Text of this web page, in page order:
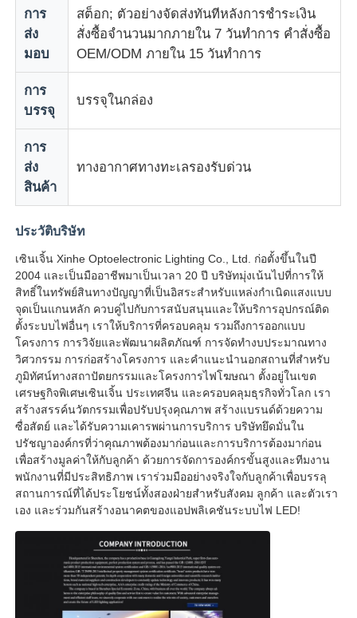
การ
ส่ง
มอบ
สต็อก; ตัวอย่างจัดส่งทันทีหลังการชำระเงิน
สั่งซื้อจำนวนมากภายใน 7 วันทำการ คำสั่งซื้อ
OEM/ODM ภายใน 15 วันทำการ
การ
บรรจุ
บรรจุในกล่อง
การ
ส่ง
สินค้า
ทางอากาศทางทะเลรองรับด่วน
ประวัติบริษัท
เซินเจิ้น Xinhe Optoelectronic Lighting Co., Ltd. ก่อตั้งขึ้นในปี
2004 และเป็นมืออาชีพมาเป็นเวลา 20 ปี บริษัทมุ่งเน้นไปที่การให้
สิทธิ์ในทรัพย์สินทางปัญญาที่เป็นอิสระสำหรับแหล่งกำเนิดแสงแบบ
จุดเป็นแกนหลัก ควบคู่ไปกับการสนับสนุนและให้บริการอุปกรณ์ติด
ตั้งระบบไฟอื่นๆ เราให้บริการที่ครอบคลุม รวมถึงการออกแบบ
โครงการ การวิจัยและพัฒนาผลิตภัณฑ์ การจัดทำงบประมาณทาง
วิศวกรรม การก่อสร้างโครงการ และคำแนะนำนอกสถานที่สำหรับ
ภูมิทัศน์ทางสถาปัตยกรรมและโครงการไฟโฆษณา ตั้งอยู่ในเขต
เศรษฐกิจพิเศษเซินเจิ้น ประเทศจีน และครอบคลุมธุรกิจทั่วโลก เรา
สร้างสรรค์นวัตกรรมเพื่อปรับปรุงคุณภาพ สร้างแบรนด์ด้วยความ
ซื่อสัตย์ และได้รับความเคารพผ่านการบริการ บริษัทยึดมั่นใน
ปรัชญาองค์กรที่ว่าคุณภาพต้องมาก่อนและการบริการต้องมาก่อน
เพื่อสร้างมูลค่าให้กับลูกค้า ด้วยการจัดการองค์กรขั้นสูงและทีมงาน
พนักงานที่มีประสิทธิภาพ เราร่วมมืออย่างจริงใจกับลูกค้าเพื่อบรรลุ
สถานการณ์ที่ได้ประโยชน์ทั้งสองฝ่ายสำหรับสังคม ลูกค้า และตัวเรา
เอง และร่วมกันสร้างอนาคตของแอปพลิเคชันระบบไฟ LED!